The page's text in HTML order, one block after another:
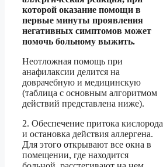
которой оказание помощи в
первые минуты проявления
негативных симптомов может
помочь больному выжить.
Неотложная помощь при
анафилаксии делится на
доврачебную и медицинскую
(таблица с основным алгоритмом
действий представлена ниже).
2. Обеспечение притока кислорода
и остановка действия аллергена.
Для этого открывают все окна в
помещении, где находится